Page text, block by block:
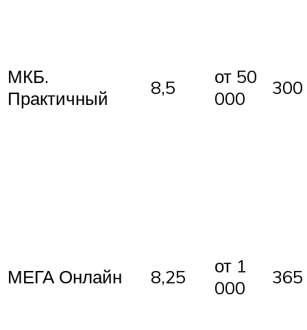
МКБ.
Практичный
8,5
от 50
000
300
МЕГА Онлайн 8,25
от 1
000
365